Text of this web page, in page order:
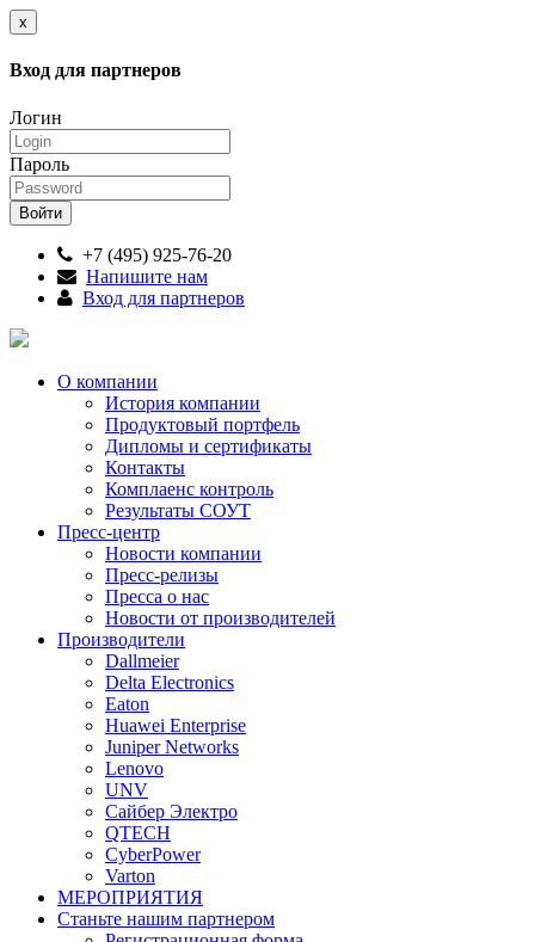
x
Вход для партнеров
Логин
Пароль
+7 (495) 925-76-20
Напишите нам
Вход для партнеров
О компании
История компании
Продуктовый портфель
Дипломы и сертификаты
Контакты
Комплаенс контроль
Результаты СОУТ
Пресс-центр
Новости компании
Пресс-релизы
Пресса о нас
Новости от производителей
Производители
Dallmeier
Delta Electronics
Eaton
Huawei Enterprise
Juniper Networks
Lenovo
UNV
Сайбер Электро
QTECH
CyberPower
Varton
МЕРОПРИЯТИЯ
Станьте нашим партнером